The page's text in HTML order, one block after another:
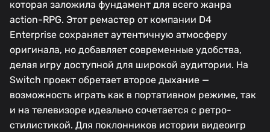
которая заложила фундамент для всего жанра
action-RPG. Этот ремастер от компании D4
Enterprise сохраняет аутентичную атмосферу
оригинала, но добавляет современные удобства,
делая игру доступной для широкой аудитории. На
Switch проект обретает второе дыхание —
возможность играть как в портативном режиме, так
и на телевизоре идеально сочетается с ретро-
стилистикой. Для поклонников истории видеоигр